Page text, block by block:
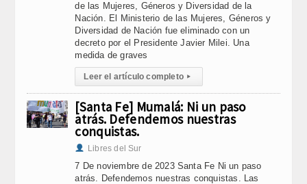
de las Mujeres, Géneros y Diversidad de la
Nación. El Ministerio de las Mujeres, Géneros y
Diversidad de Nación fue eliminado con un
decreto por el Presidente Javier Milei. Una
medida de graves
Leer el artículo completo ▸
[Santa Fe] Mumalá: Ni un paso
atrás. Defendemos nuestras
conquistas.
Libres del Sur
7 De noviembre de 2023 Santa Fe Ni un paso
atrás. Defendemos nuestras conquistas. Las